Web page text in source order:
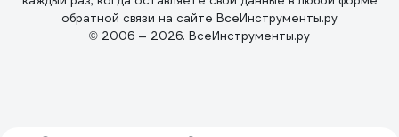
обратной связи на сайте ВсеИнструменты.ру
© 2006 — 2026. ВсеИнструменты.ру